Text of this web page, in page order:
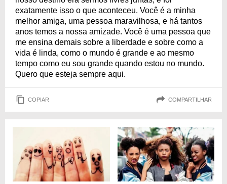
exatamente isso o que aconteceu. Você é a minha
melhor amiga, uma pessoa maravilhosa, e há tantos
anos temos a nossa amizade. Você é uma pessoa que
me ensina demais sobre a liberdade e sobre como a
vida é linda, como o mundo é grande e ao mesmo
tempo como eu sou grande quando estou no mundo.
Quero que esteja sempre aqui.
COPIAR COMPARTILHAR